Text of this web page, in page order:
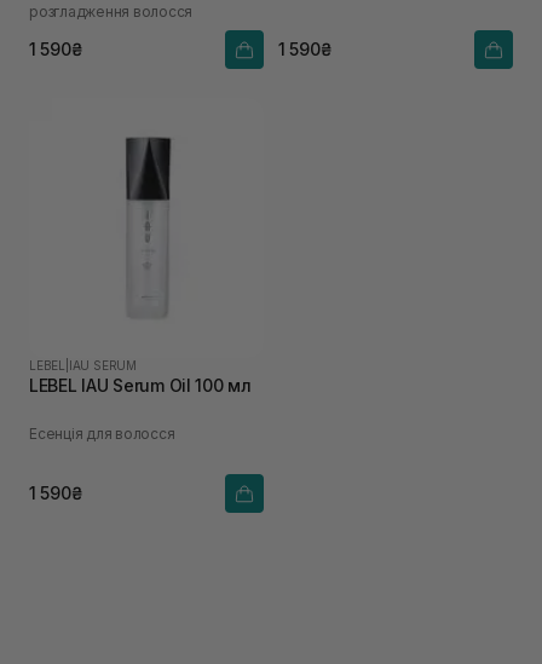
розгладження волосся
1 590₴ 1 590₴
LEBEL IAU SERUM
LEBEL IAU Serum Oil 100 мл
Есенція для волосся
1 590₴